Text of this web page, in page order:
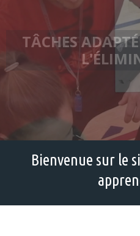
TÂCHES
Bienvenue sur le